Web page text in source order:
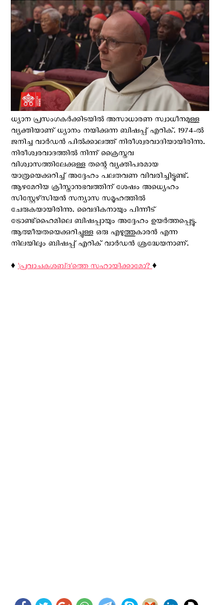
ധ്യാന പ്രസംഗകർക്കിടയിൽ അസാധാരണ സ്വാധീനമുള്ള
വ്യക്തിയാണ് ധ്യാനം നയിക്കുന്ന ബിഷപ്പ് എറിക്. 1974-ൽ
ജനിച്ച വാർഡന്‍ പില്‍ക്കാലത്ത് നിരീശ്വരവാദിയായിരിന്നു.
നിരീശ്വരവാദത്തിൽ നിന്ന് ക്രൈസ്തവ
വിശ്വാസത്തിലേക്കുള്ള തന്റെ വ്യക്തിപരമായ
യാത്രയെക്കുറിച്ച് അദ്ദേഹം പലതവണ വിവരിച്ചിട്ടുണ്ട്.
ആഴമേറിയ ക്രിസ്താനുഭവത്തിന് ശേഷം അധ്യെഹം
സിസ്റ്റേഴ്‌സിയൻ സന്യാസ സമൂഹത്തില്‍
ചേരുകയായിരിന്നു. വൈദികനായും പിന്നീട്
ട്രോണ്ട്ഹൈമിലെ ബിഷപ്പായും അദ്ദേഹം ഉയര്‍ത്തപ്പെട്ടു.
ആത്മീയതയെക്കുറിച്ചുള്ള ഒരു എഴുത്തുകാരൻ എന്ന
നിലയിലും ബിഷപ്പ് എറിക് വാർഡന്‍ ശ്രദ്ധേയനാണ്.
♦️ 'പ്രവാചകശബ്‌ദ'ത്തെ സഹായിക്കാമോ?♦️